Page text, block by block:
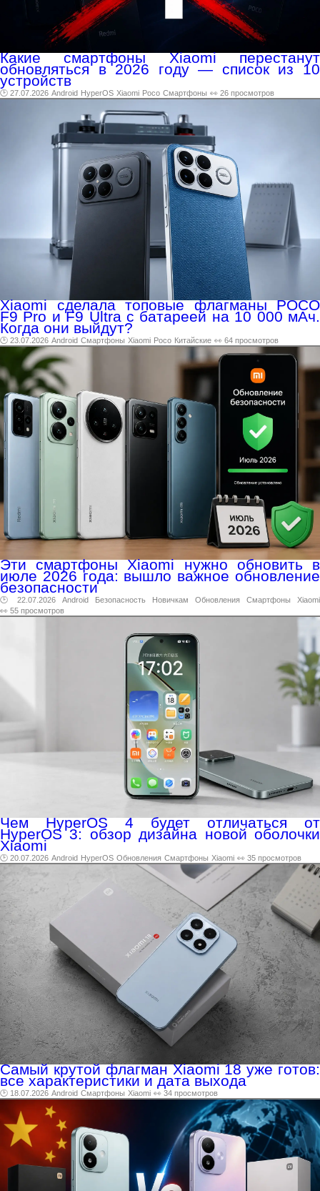
Какие смартфоны Xiaomi перестанут
обновляться в 2026 году — список из 10
устройств
🕑 27.07.2026 Android HyperOS Xiaomi Poco Смартфоны 👀 26 просмотров
Xiaomi сделала топовые флагманы POCO
F9 Pro и F9 Ultra с батареей на 10 000 мАч.
Когда они выйдут?
🕑 23.07.2026 Android Смартфоны Xiaomi Poco Китайские 👀 64 просмотров
Эти смартфоны Xiaomi нужно обновить в
июле 2026 года: вышло важное обновление
безопасности
🕑 22.07.2026 Android Безопасность Новичкам Обновления Смартфоны
Xiaomi
👀 55 просмотров
Чем HyperOS 4 будет отличаться от
HyperOS 3: обзор дизайна новой оболочки
Xiaomi
🕑 20.07.2026 Android HyperOS Обновления Смартфоны Xiaomi 👀 35 просмотров
Самый крутой флагман Xiaomi 18 уже готов:
все характеристики и дата выхода
🕑 18.07.2026 Android Смартфоны Xiaomi 👀 34 просмотров